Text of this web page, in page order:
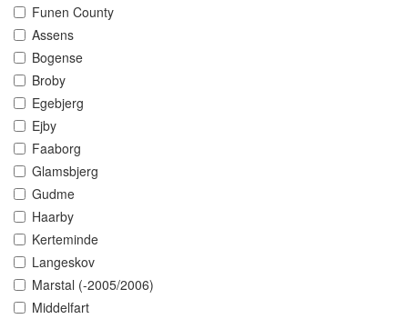
Funen County
Assens
Bogense
Broby
Egebjerg
Ejby
Faaborg
Glamsbjerg
Gudme
Haarby
Kerteminde
Langeskov
Marstal (-2005/2006)
Middelfart